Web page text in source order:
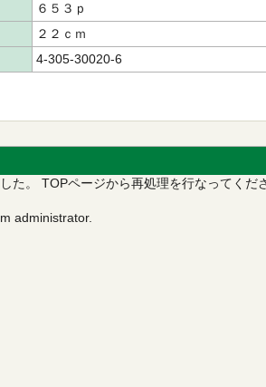
６５３ｐ
２２ｃｍ
4-305-30020-6
た。 TOPページから再処理を行なってくだ
administrator.